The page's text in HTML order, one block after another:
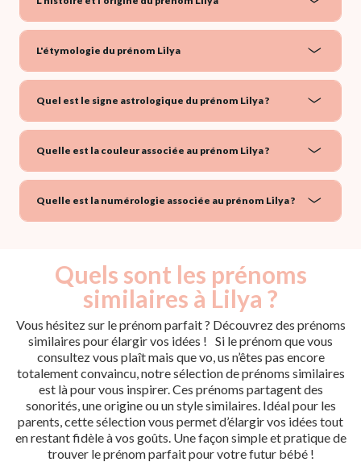
L'étymologie du prénom Lilya
Quel est le signe astrologique du prénom Lilya ?
Quelle est la couleur associée au prénom Lilya ?
Quelle est la numérologie associée au prénom Lilya ?
Quels sont les prénoms
similaires à Lilya ?
Vous hésitez sur le prénom parfait ? Découvrez des prénoms
similaires pour élargir vos idées ! Si le prénom que vous
consultez vous plaît mais que vo, us n’êtes pas encore
totalement convaincu, notre sélection de prénoms similaires
est là pour vous inspirer. Ces prénoms partagent des
sonorités, une origine ou un style similaires. Idéal pour les
parents, cette sélection vous permet d’élargir vos idées tout
en restant fidèle à vos goûts. Une façon simple et pratique de
trouver le prénom parfait pour votre futur bébé !